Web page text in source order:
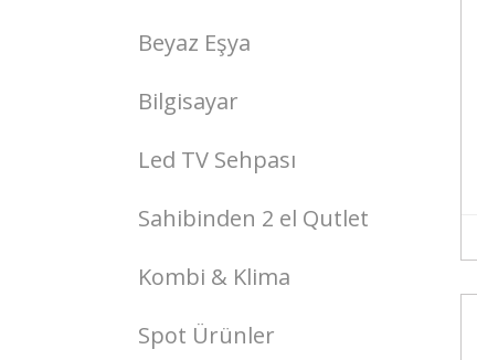
Beyaz Eşya
Bilgisayar
Led TV Sehpası
Sahibinden 2 el Qutlet
Kombi & Klima
Spot Ürünler